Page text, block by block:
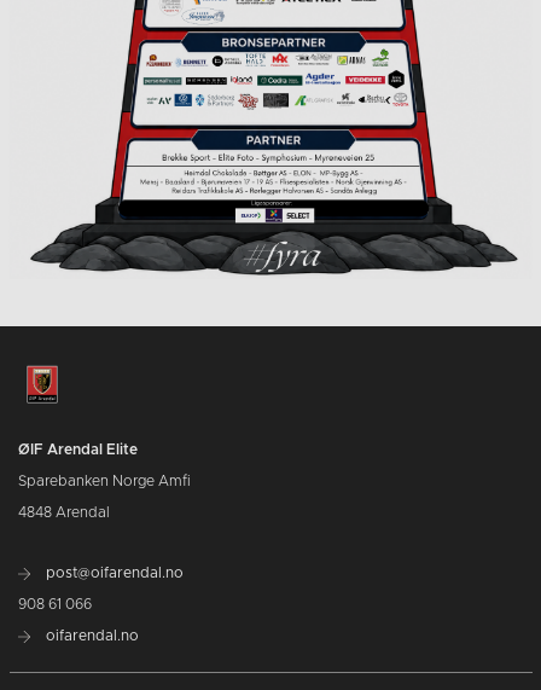
ØIF Arendal Elite
Sparebanken Norge Amfi
4848 Arendal
post@oifarendal.no
908 61 066
oifarendal.no